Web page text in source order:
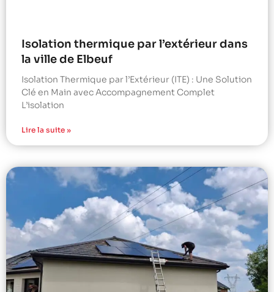
Isolation thermique par l’extérieur dans
la ville de Elbeuf
Isolation Thermique par l’Extérieur (ITE) : Une Solution
Clé en Main avec Accompagnement Complet
L’isolation
Lire la suite »